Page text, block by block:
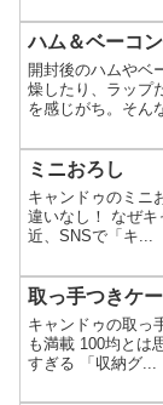
ハム＆ベーコ
開封後のハムやベ
燥したり、ラップ
を感じがち。そん
ミニおろし
キャンドゥのミニ
違いなし！ なぜ
近、SNSで「キ...
取っ手つきケ
キャンドゥの取っ
も満載 100均とは
すぎる 「収納グ...